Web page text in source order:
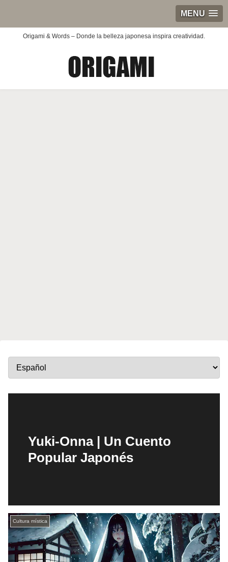
MENU
Origami & Words – Donde la belleza japonesa inspira creatividad.
Yuki-Onna | Un Cuento
Popular Japonés
Cultura mística